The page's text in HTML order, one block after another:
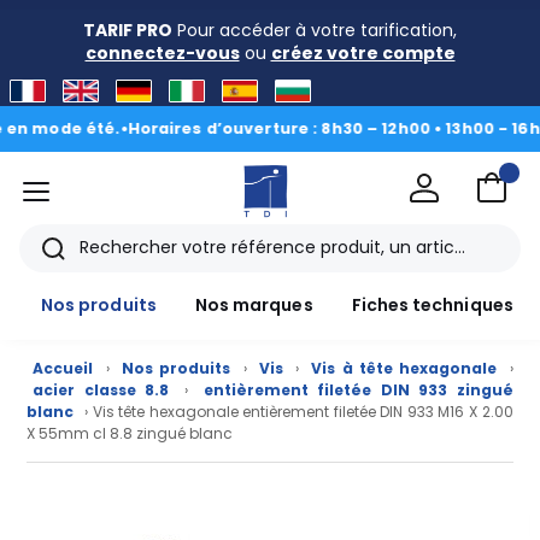
TARIF PRO Pour accéder à votre tarification,
connectez-vousou créez votre compte
été.•Horaires d’ouverture : 8h30 – 12h00 • 13h00 - 16h30|Du
menu
Rechercher
Nos produits
Nos marques Fiches techniques
Accueil › Nos produits › Vis › Vis à tête hexagonale
›
acier classe 8.8
›
entièrement filetée DIN 933 zingué
blanc › Vis tête hexagonale entièrement filetée DIN 933 M16 X 2.00
X 55mm cl 8.8 zingué blanc